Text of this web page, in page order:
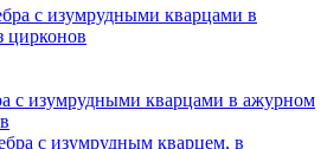
с изумрудными кварцами в ажурном